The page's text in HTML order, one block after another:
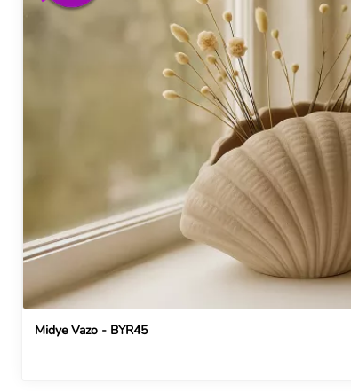
Midye Vazo - BYR45